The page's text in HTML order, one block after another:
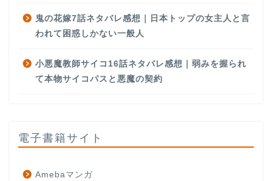
鬼の花嫁7話ネタバレ感想｜日本トップの女主人と言
われて困惑しかない一般人
小悪魔教師サイコ16話ネタバレ感想｜弱みを握られ
て本物サイコパスと悪魔の契約
電子書籍サイト
Amebaマンガ